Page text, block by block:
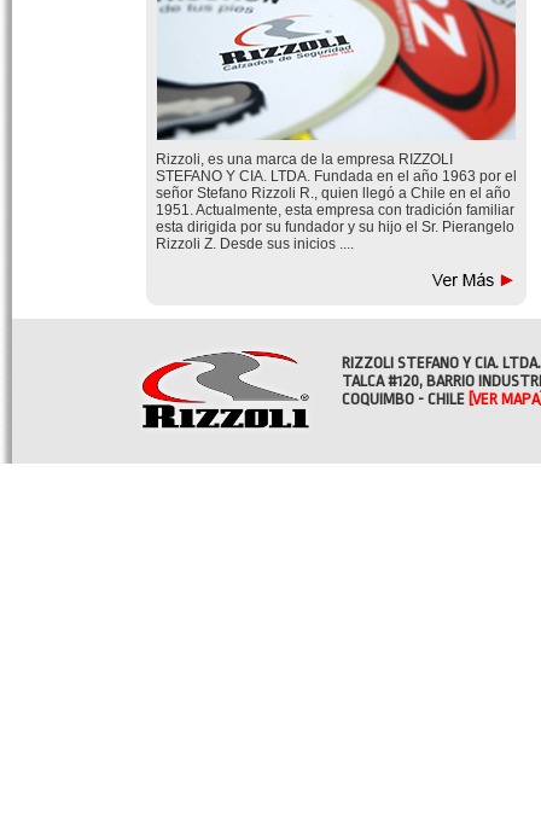
Rizzoli, es una marca de la empresa RIZZOLI
STEFANO Y CIA. LTDA. Fundada en el año 1963 por el
señor Stefano Rizzoli R., quien llegó a Chile en el año
1951. Actualmente, esta empresa con tradición familiar
esta dirigida por su fundador y su hijo el Sr. Pierangelo
Rizzoli Z. Desde sus inicios ....
RIZZOLI STEFANO Y CIA. LTDA.
TALCA #120, BARRIO
COQUIMBO - CHILE [VER